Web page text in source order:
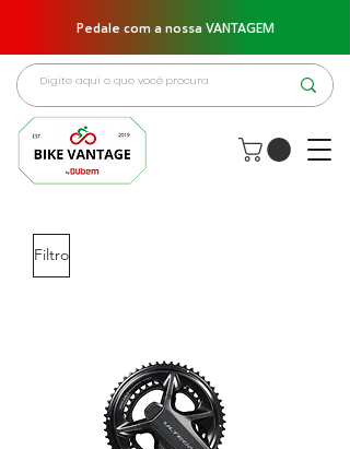
Pedale com a nossa VANTAGEM
Filtro